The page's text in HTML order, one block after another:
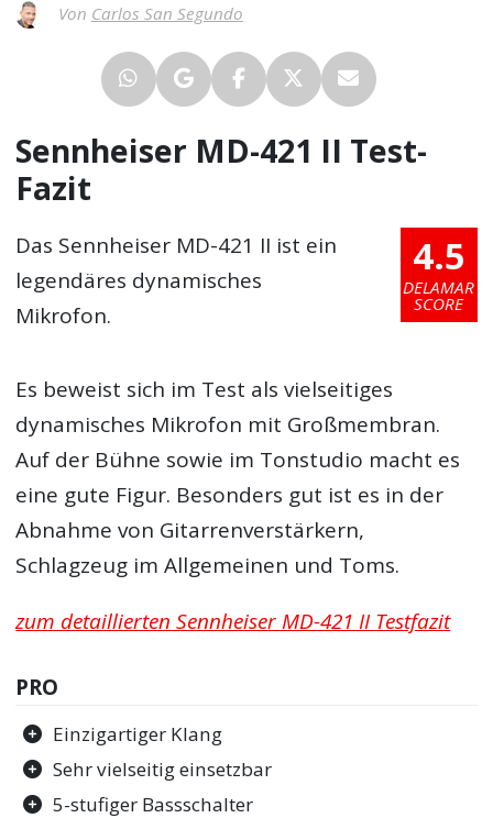
Von Carlos San Segundo
Sennheiser MD-421 II Test-
Fazit
4.5
DELAMAR
SCORE
Das Sennheiser MD-421 II ist ein
legendäres dynamisches
Mikrofon.
Es beweist sich im Test als vielseitiges
dynamisches Mikrofon mit Großmembran.
Auf der Bühne sowie im Tonstudio macht es
eine gute Figur. Besonders gut ist es in der
Abnahme von Gitarrenverstärkern,
Schlagzeug im Allgemeinen und Toms.
zum detaillierten Sennheiser MD-421 II Testfazit
PRO
Einzigartiger Klang
Sehr vielseitig einsetzbar
5-stufiger Bassschalter